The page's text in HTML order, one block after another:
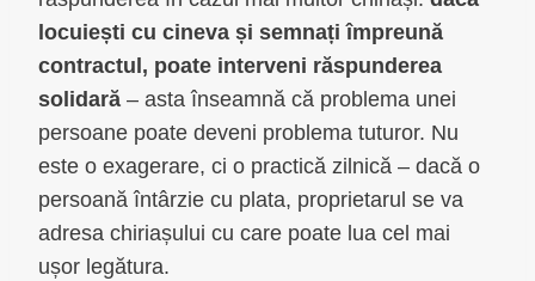
locuiești cu cineva și semnați împreună
contractul, poate interveni răspunderea
solidară – asta înseamnă că problema unei
persoane poate deveni problema tuturor. Nu
este o exagerare, ci o practică zilnică – dacă o
persoană întârzie cu plata, proprietarul se va
adresa chiriașului cu care poate lua cel mai
ușor legătura.